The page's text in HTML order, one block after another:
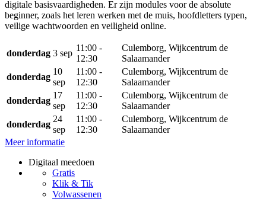
digitale basisvaardigheden. Er zijn modules voor de absolute
beginner, zoals het leren werken met de muis, hoofdletters typen,
veilige wachtwoorden en veiligheid online.
donderdag 3 sep
11:00 -
12:30
Culemborg, Wijkcentrum de
Salaamander
donderdag
10
sep
11:00 -
12:30
Culemborg, Wijkcentrum de
Salaamander
donderdag
17
sep
11:00 -
12:30
Culemborg, Wijkcentrum de
Salaamander
donderdag
24
sep
11:00 -
12:30
Culemborg, Wijkcentrum de
Salaamander
Meer informatie
Digitaal meedoen
Gratis
Klik & Tik
Volwassenen